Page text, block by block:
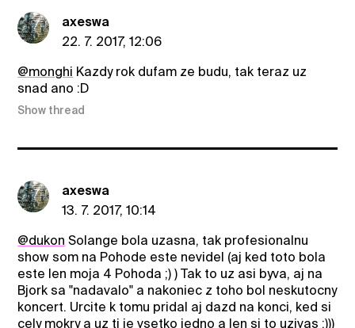
axeswa
22. 7. 2017, 12:06
@monghi Kazdy rok dufam ze budu, tak teraz uz
snad ano :D
Show thread
axeswa
13. 7. 2017, 10:14
@dukon Solange bola uzasna, tak profesionalnu
show som na Pohode este nevidel (aj ked toto bola
este len moja 4 Pohoda ;) ) Tak to uz asi byva, aj na
Bjork sa "nadavalo" a nakoniec z toho bol neskutocny
koncert. Urcite k tomu pridal aj dazd na konci, ked si
cely mokry a uz ti je vsetko jedno a len si to uzivas :)))